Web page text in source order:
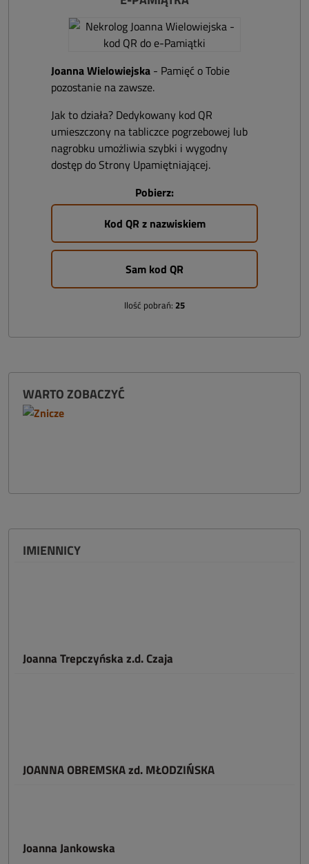
Joanna Wielowiejska - Pamięć o Tobie
pozostanie na zawsze.
Jak to działa? Dedykowany kod QR
umieszczony na tabliczce pogrzebowej lub
nagrobku umożliwia szybki i wygodny
dostęp do Strony Upamiętniającej.
Pobierz:
Kod QR z nazwiskiem
Sam kod QR
Ilość pobrań: 25
WARTO ZOBACZYĆ
IMIENNICY
Joanna Trepczyńska z.d. Czaja
JOANNA OBREMSKA zd. MŁODZIŃSKA
Joanna Jankowska